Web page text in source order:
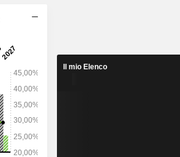
Il mio Elenco